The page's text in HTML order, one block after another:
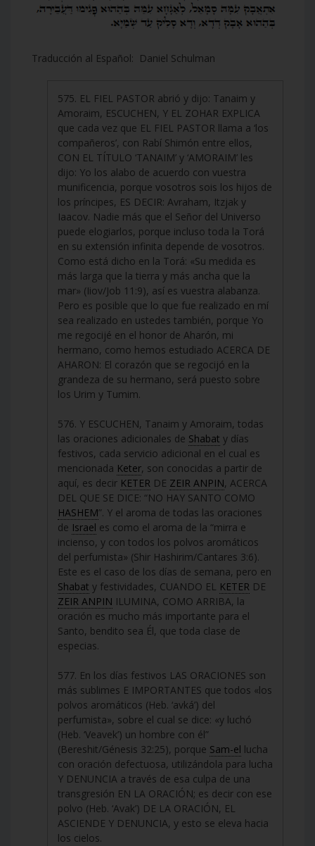
Traducción al Español: Daniel Schulman
575. EL FIEL PASTOR abrió y dijo: Tanaim y
Amoraim, ESCUCHEN, Y EL ZOHAR EXPLICA
que cada vez que EL FIEL PASTOR llama a ‘los
compañeros’, con Rabí Shimón entre ellos,
CON EL TÍTULO ‘TANAIM’ y ‘AMORAIM’ les
dijo: Yo los alabo de acuerdo con vuestra
munificencia, porque vosotros sois los hijos de
los príncipes, ES DECIR: Avraham, Itzjak y
Iaacov. Nadie más que el Señor del Universo
puede elogiarlos, porque incluso toda la Torá
en su extensión infinita depende de vosotros.
Como está dicho en la Torá: «Su medida es
más larga que la tierra y más ancha que la
mar» (Iiov/Job 11:9), así es vuestra alabanza.
Pero es posible que lo que fue realizado en mí
sea realizado en ustedes también, porque Yo
me regocijé en el honor de Aharón, mi
hermano, como hemos estudiado ACERCA DE
AHARON: El corazón que se regocijó en la
grandeza de su hermano, será puesto sobre
los Urim y Tumim.
576. Y ESCUCHEN, Tanaim y Amoraim, todas
las oraciones adicionales de Shabat y días
festivos, cada servicio adicional en el cual es
mencionada Keter, son conocidas a partir de
aquí, es decir KETER DE ZEIR ANPIN, ACERCA
DEL QUE SE DICE: “NO HAY SANTO COMO
HASHEM”. Y el aroma de todas las oraciones
de Israel es como el aroma de la “mirra e
incienso, y con todos los polvos aromáticos
del perfumista» (Shir Hashirim/Cantares 3:6).
Este es el caso de los días de semana, pero en
Shabat y festividades, CUANDO EL KETER DE
ZEIR ANPIN ILUMINA, COMO ARRIBA, la
oración es mucho más importante para el
Santo, bendito sea Él, que toda clase de
especias.
577. En los días festivos LAS ORACIONES son
más sublimes E IMPORTANTES que todos «los
polvos aromáticos (Heb. ‘avká’) del
perfumista», sobre el cual se dice: «y luchó
(Heb. ‘Veavek’) un hombre con él”
(Bereshit/Génesis 32:25), porque Sam-el lucha
con oración defectuosa, utilizándola para lucha
Y DENUNCIA a través de esa culpa de una
transgresión EN LA ORACIÓN; es decir con ese
polvo (Heb. ‘Avak’) DE LA ORACIÓN, EL
ASCIENDE Y DENUNCIA, y esto se eleva hacia
los cielos.